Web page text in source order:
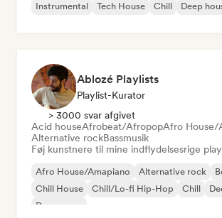
Instrumental
Tech House Chill Deep
Ablozé Playlists
Playlist-Kurator
> 3000 svar afgivet
Acid houseAfrobeat/AfropopAfro House/
Alternative rockBassmusik
Føj kunstnere til mine indflydelsesrige
Afro House/Amapiano Alternative rock
Chill House
Chill/Lo-fi Hip-Hop Chill
Dream pop